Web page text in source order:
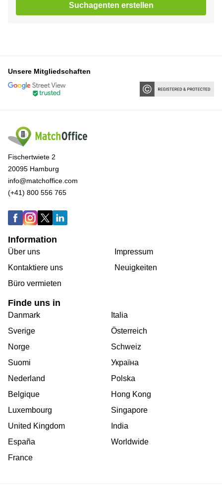
Suchagenten erstellen
Unsere Mitgliedschaften
Fischertwiete 2
20095 Hamburg
info@matchoffice.com
(+41) 800 556 765
Information
Über uns
Kontaktiere uns
Büro vermieten
Impressum
Neuigkeiten
Finde uns in
Danmark
Sverige
Norge
Suomi
Nederland
Belgique
Luxembourg
United Kingdom
España
France
Italia
Österreich
Schweiz
Україна
Polska
Hong Kong
Singapore
India
Worldwide